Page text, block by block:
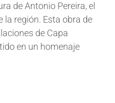
de Antonio Pereira, el
la región. Esta obra de
de Capa
en un homenaje